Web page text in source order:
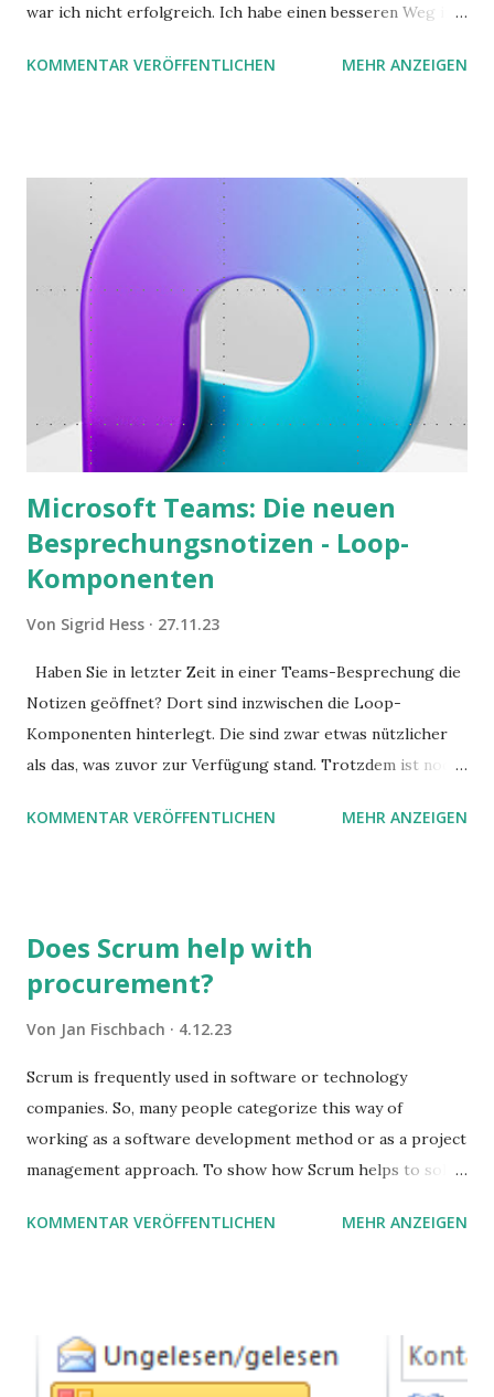
war ich nicht erfolgreich. Ich habe einen besseren Weg in
möchte. Darin habe ich zwei gute Begründungen gefunden,
KOMMENTAR VERÖFFENTLICHEN MEHR ANZEIGEN
Microsoft Teams: Die neuen
Besprechungsnotizen - Loop-
Komponenten
Von Sigrid Hess 27.11.23
Haben Sie in letzter Zeit in einer Teams-Besprechung die
Notizen geöffnet? Dort sind inzwischen die Loop-
Komponenten hinterlegt. Die sind zwar etwas nützlicher
als das, was zuvor zur Verfügung stand. Trotzdem ist noch
Stolperfallen. Hier ein erster, kritischer Blick auf das was
KOMMENTAR VERÖFFENTLICHEN MEHR ANZEIGEN
Does Scrum help with
procurement?
Von Jan Fischbach 4.12.23
Scrum is frequently used in software or technology
companies. So, many people categorize this way of
working as a software development method or as a project
management approach. To show how Scrum helps to solve
processes.
KOMMENTAR VERÖFFENTLICHEN MEHR ANZEIGEN